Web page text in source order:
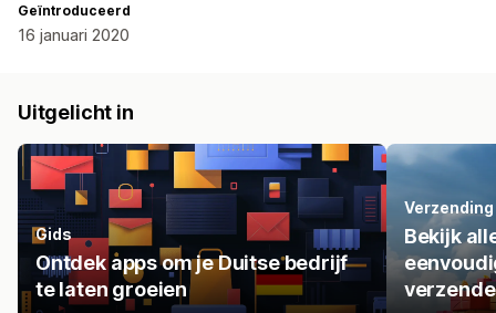
Geïntroduceerd
16 januari 2020
Uitgelicht in
Gids
Ontdek apps om je Duitse bedrijf
te laten groeien
Bekijk